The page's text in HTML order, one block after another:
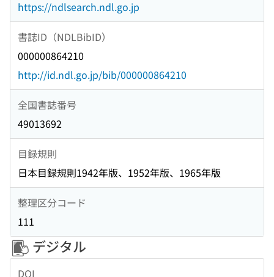
https://ndlsearch.ndl.go.jp
書誌ID（NDLBibID）
000000864210
http://id.ndl.go.jp/bib/000000864210
全国書誌番号
49013692
目録規則
日本目録規則1942年版、1952年版、1965年版
整理区分コード
111
デジタル
DOI